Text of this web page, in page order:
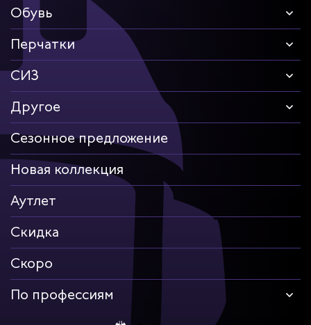
Обувь
Перчатки
СИЗ
Другое
Сезонное предложение
Новая коллекция
Аутлет
Скидка
Скоро
По профессиям